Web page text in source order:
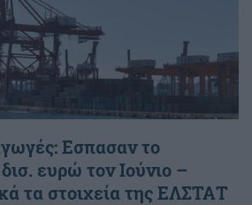
Εσπασαν το
ευρώ τον Ιούνιο –
τα στοιχεία της ΕΛΣΤΑΤ